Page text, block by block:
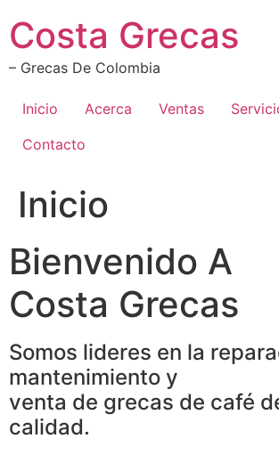
contenido
Costa Grecas
– Grecas De Colombia
Inicio Acerca Ventas
Contacto
Inicio
Bienvenido A
Costa Grecas
Somos lideres en la
mantenimiento y
venta de grecas de café
calidad.